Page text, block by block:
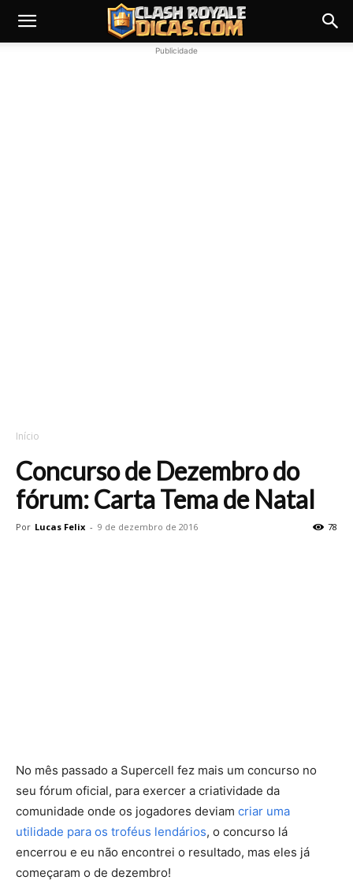
Publicidade
Início
Concurso de Dezembro do
fórum: Carta Tema de Natal
Por Lucas Felix - 9 de dezembro de 2016 78
No mês passado a Supercell fez mais um concurso no
seu fórum oficial, para exercer a criatividade da
comunidade onde os jogadores deviam criar uma
utilidade para os troféus lendários, o concurso lá
encerrou e eu não encontrei o resultado, mas eles já
começaram o de dezembro!